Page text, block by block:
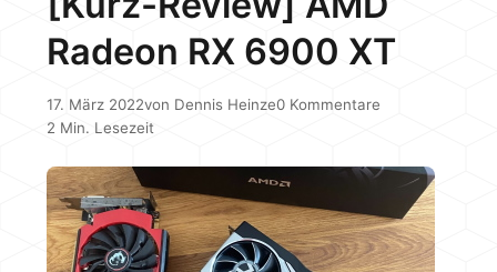
Radeon RX 6900 XT
17. März 2022von Dennis Heinze0 Kommentare
2 Min. Lesezeit